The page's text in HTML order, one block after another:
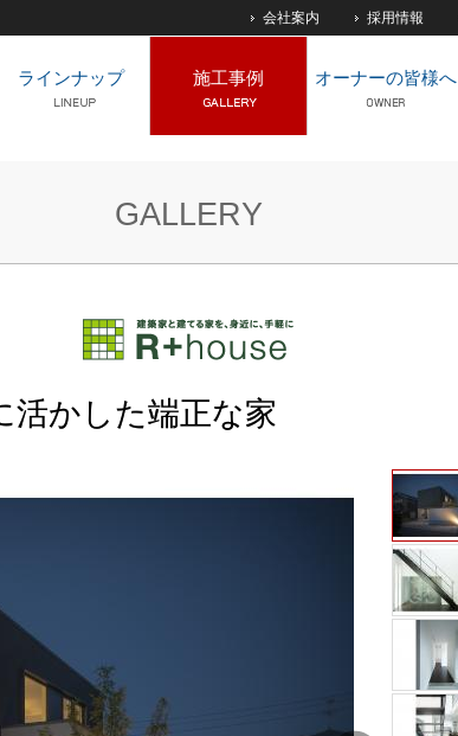
会社案内 採用情報
ラインナップ 施工事例 オーナーの皆様へ
GALLERY
活かした端正な家